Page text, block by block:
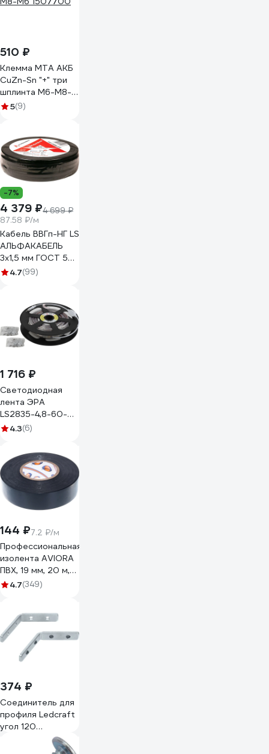
510 ₽
Клемма MTA АКБ
CuZn-Sn "+" три
шплинта М6-М8-
М6 1507700
5(9)
-7%
4 379 ₽4 699 ₽
87.58 ₽/м
Кабель ВВГп-НГ LS
АЛЬФАКАБЕЛЬ
3х1,5 мм ГОСТ 50
м 05190
4.7(99)
1 716 ₽
Светодиодная
лента ЭРА
LS2835-4,8-60-
220-2700К-IP67-
4.3(6)
144 ₽7.2 ₽/м
Профессиональная
изолента AVIORA
ПВХ, 19 мм, 20 м,
черная 305-030
4.7(349)
374 ₽
Cоединитель для
профиля Ledcraft
угол 120